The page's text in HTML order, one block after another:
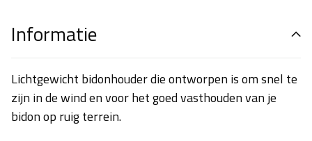
Informatie
Lichtgewicht bidonhouder die ontworpen is om snel te
zijn in de wind en voor het goed vasthouden van je
bidon op ruig terrein.